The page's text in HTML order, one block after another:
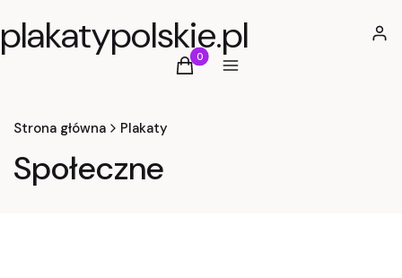
plakatypolskie.pl
Produkty w koszyku: 0. Zobacz
Koszyk Menu
Strona główna Plakaty
Społeczne